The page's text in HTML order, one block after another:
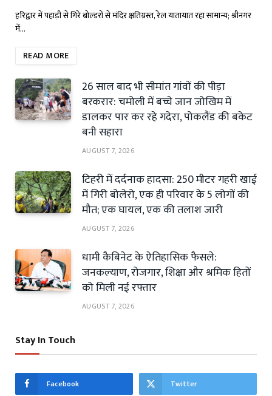
हरिद्वार में पहाड़ी से गिरे बोल्डरों से मंदिर क्षतिग्रस्त, रेल यातायात रहा सामान्य; श्रीनगर
में…
READ MORE
26 साल बाद भी सीमांत गांवों की पीड़ा
बरकरार: चमोली में बच्चे जान जोखिम में
डालकर पार कर रहे गदेरा, पोकलैंड की बकेट
बनी सहारा
AUGUST 7, 2026
टिहरी में दर्दनाक हादसा: 250 मीटर गहरी खाई
में गिरी बोलेरो, एक ही परिवार के 5 लोगों की
मौत; एक घायल, एक की तलाश जारी
AUGUST 7, 2026
धामी कैबिनेट के ऐतिहासिक फैसले:
जनकल्याण, रोजगार, शिक्षा और श्रमिक हितों
को मिली नई रफ्तार
AUGUST 7, 2026
Stay In Touch
Facebook Twitter